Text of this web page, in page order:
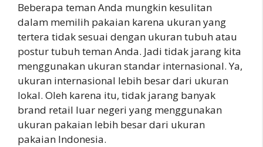
Beberapa teman Anda mungkin kesulitan
dalam memilih pakaian karena ukuran yang
tertera tidak sesuai dengan ukuran tubuh atau
postur tubuh teman Anda. Jadi tidak jarang kita
menggunakan ukuran standar internasional. Ya,
ukuran internasional lebih besar dari ukuran
lokal. Oleh karena itu, tidak jarang banyak
brand retail luar negeri yang menggunakan
ukuran pakaian lebih besar dari ukuran
pakaian Indonesia.